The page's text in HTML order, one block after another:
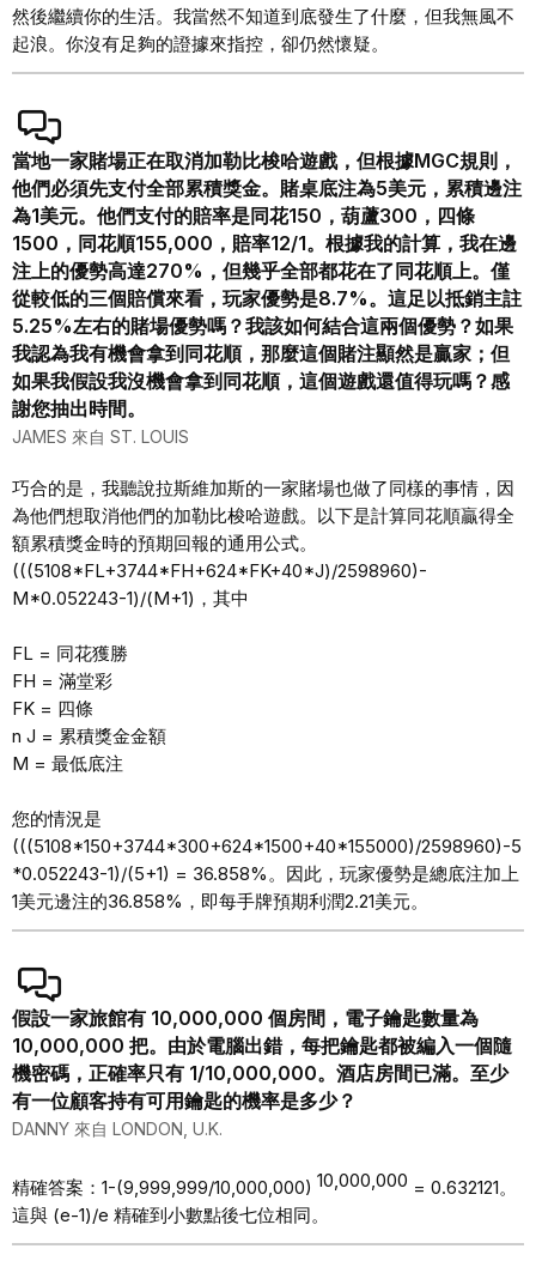
然後繼續你的生活。我當然不知道到底發生了什麼，但我無風不
起浪。你沒有足夠的證據來指控，卻仍然懷疑。
當地一家賭場正在取消加勒比梭哈遊戲，但根據MGC規則，
他們必須先支付全部累積獎金。賭桌底注為5美元，累積邊注
為1美元。他們支付的賠率是同花150，葫蘆300，四條
1500，同花順155,000，賠率12/1。根據我的計算，我在邊
注上的優勢高達270%，但幾乎全部都花在了同花順上。僅
從較低的三個賠償來看，玩家優勢是8.7%。這足以抵銷主註
5.25%左右的賭場優勢嗎？我該如何結合這兩個優勢？如果
我認為我有機會拿到同花順，那麼這個賭注顯然是贏家；但
如果我假設我沒機會拿到同花順，這個遊戲還值得玩嗎？感
謝您抽出時間。
JAMES 來自 ST. LOUIS
巧合的是，我聽說拉斯維加斯的一家賭場也做了同樣的事情，因
為他們想取消他們的加勒比梭哈遊戲。以下是計算同花順贏得全
額累積獎金時的預期回報的通用公式。
(((5108*FL+3744*FH+624*FK+40*J)/2598960)-
M*0.052243-1)/(M+1)，其中
FL = 同花獲勝
FH = 滿堂彩
FK = 四條
n J = 累積獎金金額
M = 最低底注
您的情況是
(((5108*150+3744*300+624*1500+40*155000)/2598960)-5
*0.052243-1)/(5+1) = 36.858%。因此，玩家優勢是總底注加上
1美元邊注的36.858%，即每手牌預期利潤2.21美元。
假設一家旅館有 10,000,000 個房間，電子鑰匙數量為
10,000,000 把。由於電腦出錯，每把鑰匙都被編入一個隨
機密碼，正確率只有 1/10,000,000。酒店房間已滿。至少
有一位顧客持有可用鑰匙的機率是多少？
DANNY 來自 LONDON, U.K.
精確答案：1-(9,999,999/10,000,000) 10,000,000 = 0.632121。
這與 (e-1)/e 精確到小數點後七位相同。